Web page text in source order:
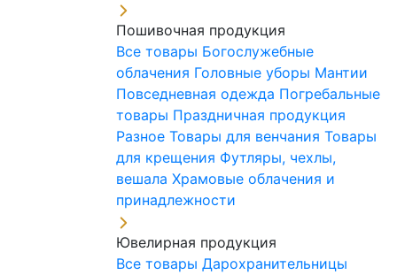
Пошивочная продукция
Все товары Богослужебные
облачения Головные уборы Мантии
Повседневная одежда Погребальные
товары Праздничная продукция
Разное Товары для венчания Товары
для крещения Футляры, чехлы,
вешала Храмовые облачения и
принадлежности
Ювелирная продукция
Все товары Дарохранительницы